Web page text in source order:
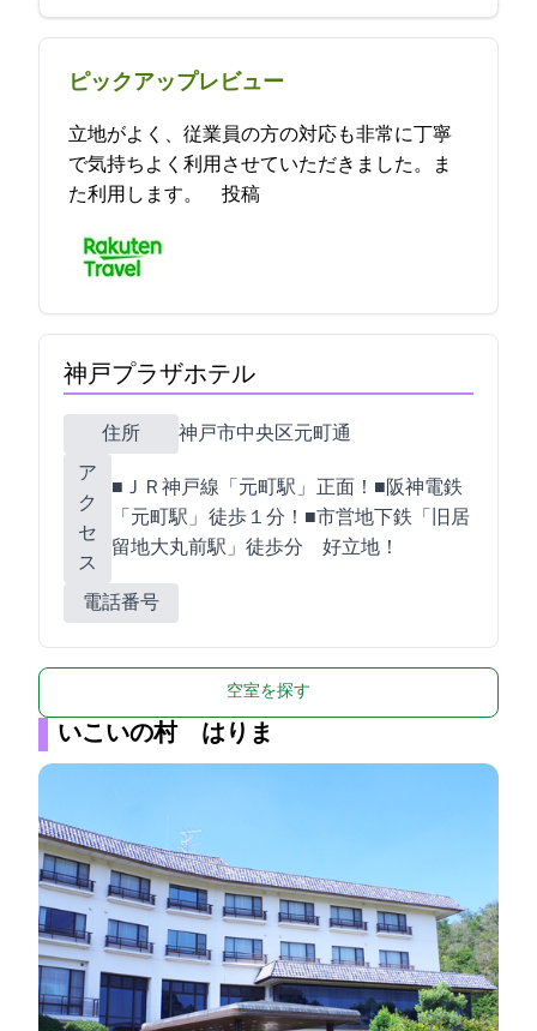
ピックアップレビュー
立地がよく、従業員の方の対応も非常に丁寧
で気持ちよく利用させていただきました。ま
た利用します。 2021-11-25 20:15:50投稿
神戸プラザホテル
住所
神戸市中央区元町通1-13-12
ア
ク
セ
ス
■ＪＲ神戸線「元町駅」 正面！■阪神電鉄
「元町駅」 徒歩１分！■市営地下鉄「旧居
留地大丸前駅」徒歩2分 好立地！
電話番号
空室を探す
いこいの村 はりま